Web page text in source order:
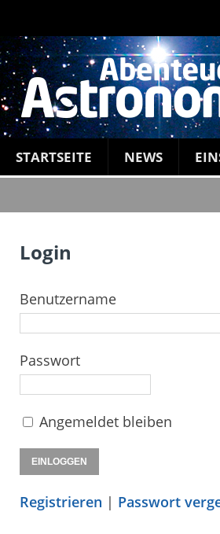
STARTSEITE NEWS
Login
Benutzername
Passwort
Angemeldet bleiben
Registrieren | Passwort